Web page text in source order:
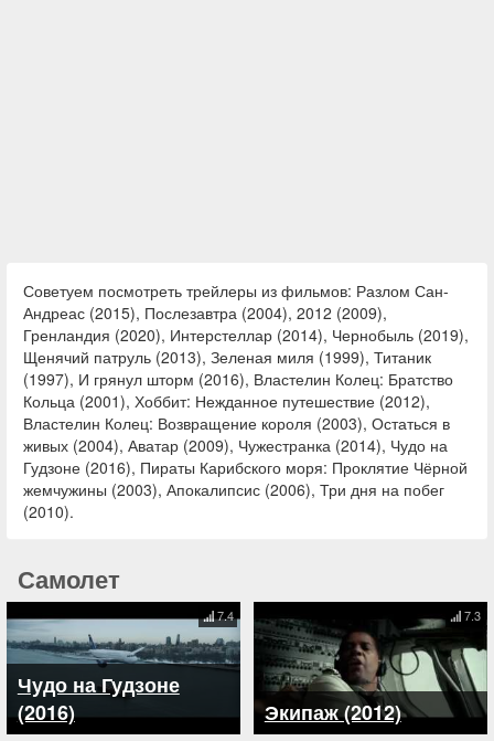
Советуем посмотреть трейлеры из фильмов: Разлом Сан-
Андреас (2015), Послезавтра (2004), 2012 (2009),
Гренландия (2020), Интерстеллар (2014), Чернобыль (2019),
Щенячий патруль (2013), Зеленая миля (1999), Титаник
(1997), И грянул шторм (2016), Властелин Колец: Братство
Кольца (2001), Хоббит: Нежданное путешествие (2012),
Властелин Колец: Возвращение короля (2003), Остаться в
живых (2004), Аватар (2009), Чужестранка (2014), Чудо на
Гудзоне (2016), Пираты Карибского моря: Проклятие Чёрной
жемчужины (2003), Апокалипсис (2006), Три дня на побег
(2010).
Самолет
Чудо на Гудзоне
(2016)
7.4
Экипаж (2012)
7.3